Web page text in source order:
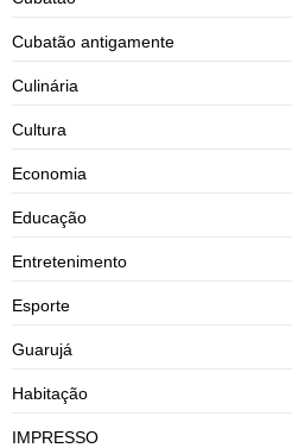
Cubatão antigamente
Culinária
Cultura
Economia
Educação
Entretenimento
Esporte
Guarujá
Habitação
IMPRESSO